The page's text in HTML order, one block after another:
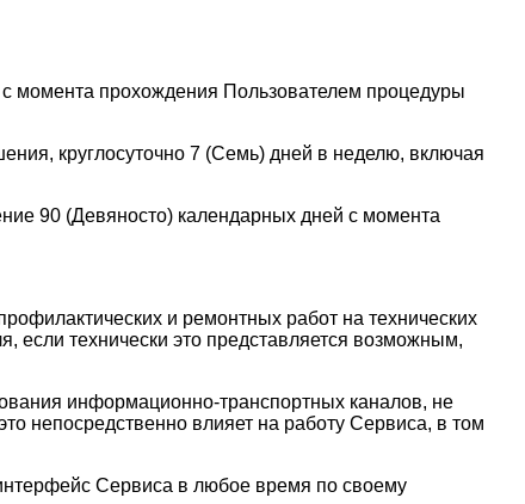
момента прохождения Пользователем процедуры
круглосуточно 7 (Семь) дней в неделю, включая
90 (Девяносто) календарных дней с момента
и ремонтных работ на технических
если технически это представляется возможным,
информационно-транспортных каналов, не
непосредственно влияет на работу Сервиса, в том
Сервиса в любое время по своему